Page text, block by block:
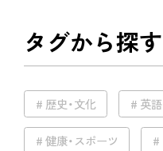
タグから探す
歴史・文化 英語
健康・スポーツ